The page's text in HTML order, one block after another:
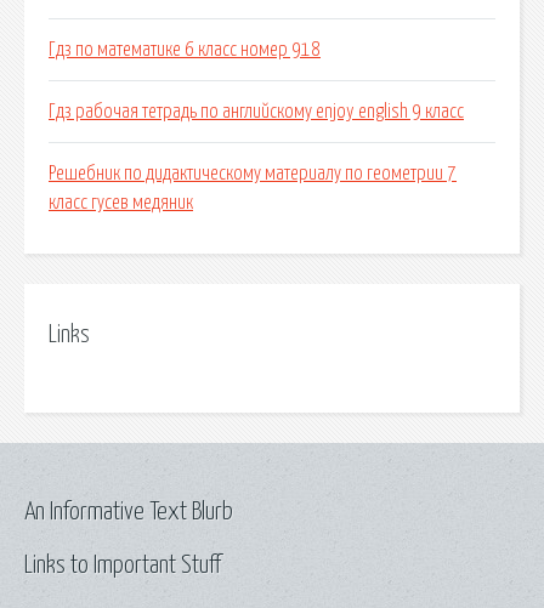
Гдз по математике 6 класс номер 918
Гдз рабочая тетрадь по английскому enjoy english 9 класс
Решебник по дидактическому материалу по геометрии 7
класс гусев медяник
Links
Links to Important Stuff
An Informative Text Blurb